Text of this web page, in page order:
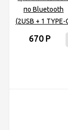
670 Р